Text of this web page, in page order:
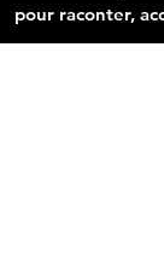
pour raconter,